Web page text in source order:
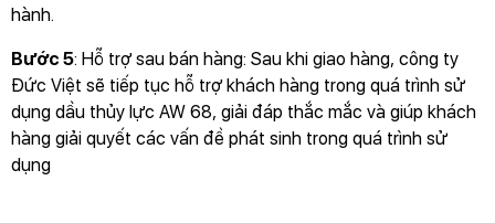
hành.
Bước 5: Hỗ trợ sau bán hàng: Sau khi giao hàng, công ty
Đức Việt sẽ tiếp tục hỗ trợ khách hàng trong quá trình sử
dụng dầu thủy lực AW 68, giải đáp thắc mắc và giúp khách
hàng giải quyết các vấn đề phát sinh trong quá trình sử
dụng